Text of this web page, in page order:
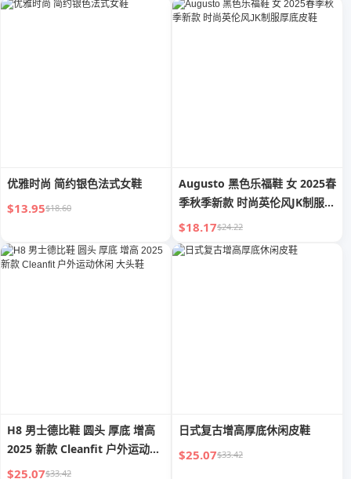
优雅时尚 简约银色法式女鞋
$13.95$18.60
Augusto 黑色乐福鞋 女 2025春
季秋季新款 时尚英伦风JK制服厚
底皮鞋
$18.17$24.22
H8 男士德比鞋 圆头 厚底 增高
2025 新款 Cleanfit 户外运动休
闲 大头鞋
$25.07$33.42
日式复古增高厚底休闲皮鞋
$25.07$33.42